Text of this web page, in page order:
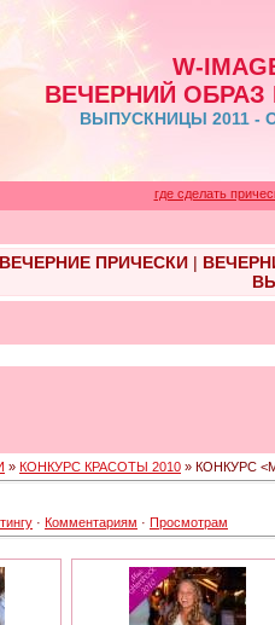
W-
ВЕЧЕРНИЙ
ВЫПУСКНИЦЫ 2011 -
где сделать
ВЕЧЕРНИЕ ПРИЧЕСКИ|
» КОНКУРС КРАСОТЫ 2010 » КОНКУРС
· Комментариям · Просмотрам